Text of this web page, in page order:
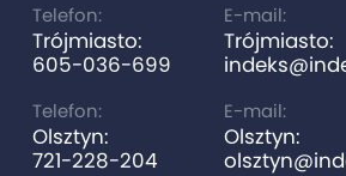
Telefon:
Trójmiasto:
605-036-699
E-mail:
Trójmiasto:
Telefon:
Olsztyn:
721-228-204
E-mail:
Olsztyn: